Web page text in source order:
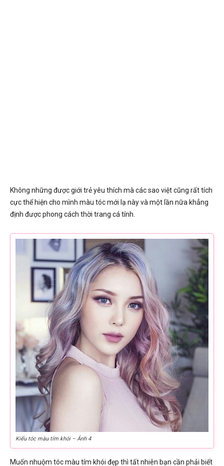
Không những được giới trẻ yêu thích mà các sao việt cũng rất tích
cực thể hiện cho mình màu tóc mới lạ này và một lần nữa khẳng
định được phong cách thời trang cá tính.
Kiểu tóc màu tím khói – Ảnh 4
Muốn nhuộm tóc màu tím khói đẹp thì tất nhiên bạn cần phải biết